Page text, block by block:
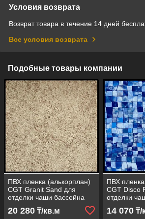
Условия возврата
Возврат товара в течение 14 дней
Все условия возврата
Подобные товары компании
ПВХ пленка (алькорплан)
CGT Granit Sand для
отделки чаши бассейна
(гранитный песок, ширина
рулона = 1,65 м)
20 280 ₸/кв.м
ПВХ
CGT Disco
отделки
(мозайка,
= 1,65 м)
14 070₸/